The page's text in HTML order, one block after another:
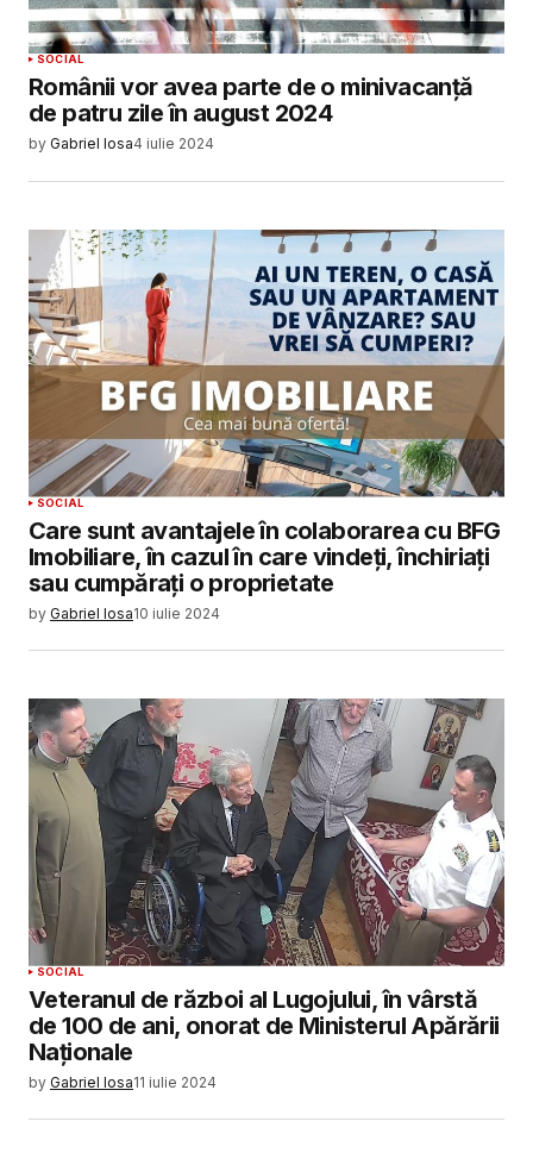
SOCIAL
Românii vor avea parte de o minivacanță
de patru zile în august 2024
by Gabriel Iosa4 iulie 2024
SOCIAL
Care sunt avantajele în colaborarea cu BFG
Imobiliare, în cazul în care vindeți, închiriați
sau cumpărați o proprietate
by Gabriel Iosa10 iulie 2024
SOCIAL
Veteranul de război al Lugojului, în vârstă
de 100 de ani, onorat de Ministerul Apărării
Naționale
by Gabriel Iosa11 iulie 2024